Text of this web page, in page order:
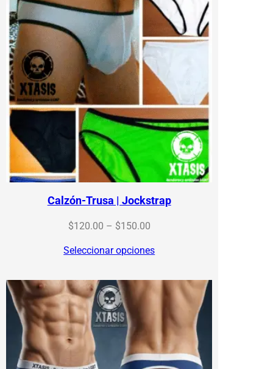
Calzón-Trusa | Jockstrap
$120.00 – $150.00Price
$120.00
$150.00
Seleccionar opciones